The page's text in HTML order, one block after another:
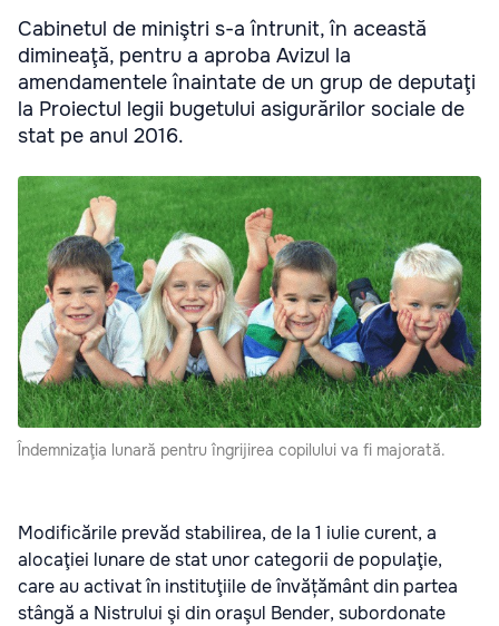
Cabinetul de miniştri s-a întrunit, în această
dimineaţă, pentru a aproba Avizul la
amendamentele înaintate de un grup de deputaţi
la Proiectul legii bugetului asigurărilor sociale de
stat pe anul 2016.
Îndemnizaţia lunară pentru îngrijirea copilului va fi majorată.
Modificările prevăd stabilirea, de la 1 iulie curent, a
alocaţiei lunare de stat unor categorii de populaţie,
care au activat în instituţiile de învățământ din partea
stângă a Nistrului şi din oraşul Bender, subordonate